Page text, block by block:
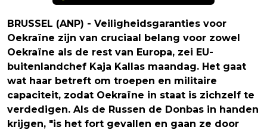
BRUSSEL (ANP) - Veiligheidsgaranties voor
Oekraïne zijn van cruciaal belang voor zowel
Oekraïne als de rest van Europa, zei EU-
buitenlandchef Kaja Kallas maandag. Het gaat
wat haar betreft om troepen en militaire
capaciteit, zodat Oekraïne in staat is zichzelf te
verdedigen. Als de Russen de Donbas in handen
krijgen, "is het fort gevallen en gaan ze door